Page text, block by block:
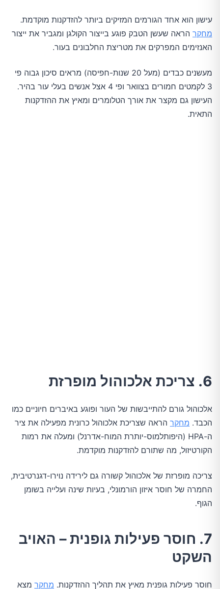
עישון הוא אחד הגורמים המזיקים ביותר להזדקנות מוקדמת.
מחקר הראה שעשן הטבק פוגע בייצור הקולגן ומגביר את ייצור
האנזימים המפרקים את מטריצת החלבונים בעור.
מעשנים כבדים (מעל 20 שנות-חפיסה) מראים סיכון גבוה פי
3 לקמטים חמורים בצוואר ופי 4 אצל אנשים בעלי עור בהיר.
העישון גם מקצר את אורך הטלומרים ומאיץ את ההזדקנות
התאית.
6. צריכת אלכוהול מופרזת
אלכוהול גורם להתייבשות של העור ופוגע באיברים חיוניים כמו
הכבד. מחקר הראה שצריכת אלכוהול כרונית מפעילה את ציר
ה-HPA (היפותלמוס-יותרת המוח-אדרנל) ומעלה את רמות
הקורטיזול, מה שתורם להזדקנות מוקדמת.
צריכה מופרזת של אלכוהול קשורה גם לירידה נוירו-דגנרטיבית,
החמרה של חוסר איזון הורמונלי, בעיות שינה ועלייה בשומן
הגוף.
7. חוסר פעילות גופנית – האויב
השקט
חוסר פעילות גופנית מאיץ את תהליך ההזדקנות. מחקר מצא